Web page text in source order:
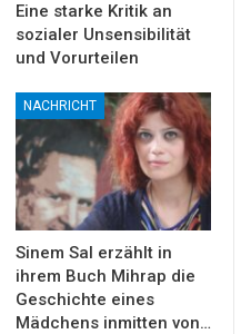
Eine starke Kritik an
sozialer Unsensibilität
und Vorurteilen
NACHRICHT
Sinem Sal erzählt in
ihrem Buch Mihrap die
Geschichte eines
Mädchens inmitten von…